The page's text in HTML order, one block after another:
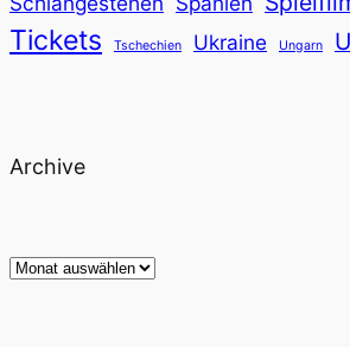
Tickets Tschechien Ukraine Ungarn
Archive
Archiv